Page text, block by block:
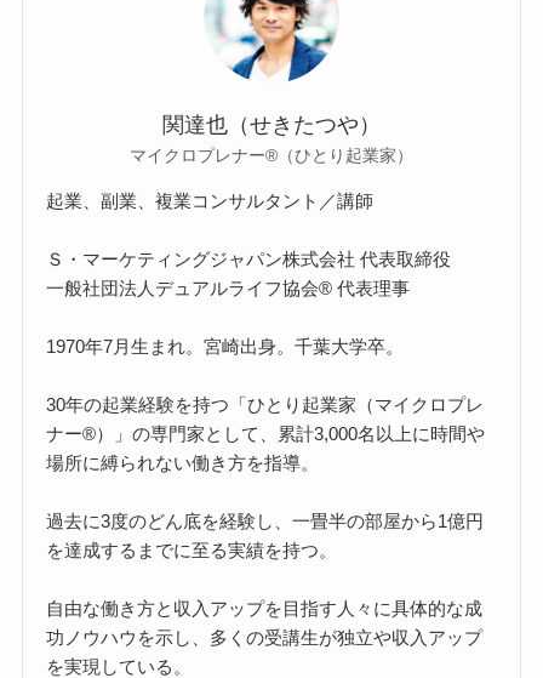
関達也（せきたつや）
マイクロプレナー®（ひとり起業家）
起業、副業、複業コンサルタント／講師
Ｓ・マーケティングジャパン株式会社 代表取締役
一般社団法人デュアルライフ協会® 代表理事
1970年7月生まれ。宮崎出身。千葉大学卒。
30年の起業経験を持つ「ひとり起業家（マイクロプレ
ナー®）」の専門家として、累計3,000名以上に時間や
場所に縛られない働き方を指導。
過去に3度のどん底を経験し、一畳半の部屋から1億円
を達成するまでに至る実績を持つ。
自由な働き方と収入アップを目指す人々に具体的な成
功ノウハウを示し、多くの受講生が独立や収入アップ
を実現している。